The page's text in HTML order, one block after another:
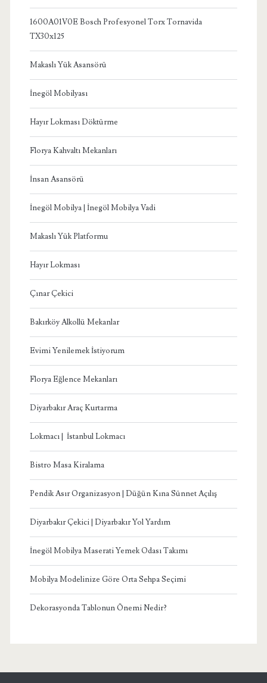
1600A01V0E Bosch Profesyonel Torx Tornavida
TX30x125
Makaslı Yük Asansörü
İnegöl Mobilyası
Hayır Lokması Döktürme
Florya Kahvaltı Mekanları
İnsan Asansörü
İnegöl Mobilya | İnegöl Mobilya Vadi
Makaslı Yük Platformu
Hayır Lokması
Çınar Çekici
Bakırköy Alkollü Mekanlar
Evimi Yenilemek İstiyorum
Florya Eğlence Mekanları
Diyarbakır Araç Kurtarma
Lokmacı | İstanbul Lokmacı
Bistro Masa Kiralama
Pendik Asır Organizasyon | Düğün Kına Sünnet Açılış
Diyarbakır Çekici | Diyarbakır Yol Yardım
İnegöl Mobilya Maserati Yemek Odası Takımı
Mobilya Modelinize Göre Orta Sehpa Seçimi
Dekorasyonda Tablonun Önemi Nedir?